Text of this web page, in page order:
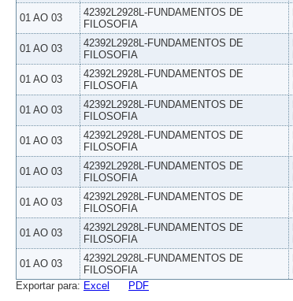
01 AO 03
42392L2928L-FUNDAMENTOS DE
FILOSOFIA
01 AO 03
42392L2928L-FUNDAMENTOS DE
FILOSOFIA
01 AO 03
42392L2928L-FUNDAMENTOS DE
FILOSOFIA
01 AO 03
42392L2928L-FUNDAMENTOS DE
FILOSOFIA
01 AO 03
42392L2928L-FUNDAMENTOS DE
FILOSOFIA
01 AO 03
42392L2928L-FUNDAMENTOS DE
FILOSOFIA
01 AO 03
42392L2928L-FUNDAMENTOS DE
FILOSOFIA
01 AO 03
42392L2928L-FUNDAMENTOS DE
FILOSOFIA
01 AO 03
42392L2928L-FUNDAMENTOS DE
FILOSOFIA
Exportar para: Excel PDF